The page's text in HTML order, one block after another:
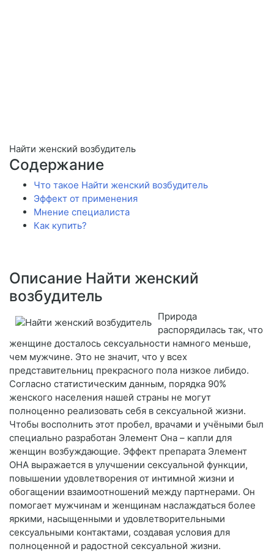
Найти женский возбудитель
Содержание
Что такое Найти женский возбудитель
Эффект от применения
Мнение специалиста
Как купить?
Описание Найти женский
возбудитель
Природа
распорядилась так, что
женщине досталось сексуальности намного меньше,
чем мужчине. Это не значит, что у всех
представительниц прекрасного пола низкое либидо.
Согласно статистическим данным, порядка 90%
женского населения нашей страны не могут
полноценно реализовать себя в сексуальной жизни.
Чтобы восполнить этот пробел, врачами и учёными был
специально разработан Элемент Она – капли для
женщин возбуждающие. Эффект препарата Элемент
ОНА выражается в улучшении сексуальной функции,
повышении удовлетворения от интимной жизни и
обогащении взаимоотношений между партнерами. Он
помогает мужчинам и женщинам наслаждаться более
яркими, насыщенными и удовлетворительными
сексуальными контактами, создавая условия для
полноценной и радостной сексуальной жизни.